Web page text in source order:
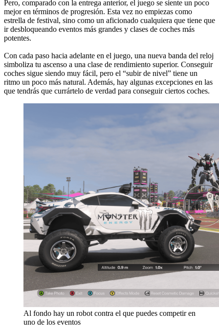
Pero, comparado con la entrega anterior, el juego se siente un poco
mejor en términos de progresión. Esta vez no empiezas como
estrella de festival, sino como un aficionado cualquiera que tiene que
ir desbloqueando eventos más grandes y clases de coches más
potentes.
Con cada paso hacia adelante en el juego, una nueva banda del reloj
simboliza tu ascenso a una clase de rendimiento superior. Conseguir
coches sigue siendo muy fácil, pero el “subir de nivel” tiene un
ritmo un poco más natural. Además, hay algunas excepciones en las
que tendrás que currártelo de verdad para conseguir ciertos coches.
Al fondo hay un robot contra el que puedes competir en
uno de los eventos